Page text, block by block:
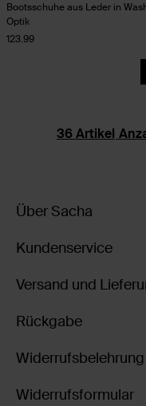
Bootsschuhe aus Leder in
Optik
123.99
Über Sacha
Kundenservice
Versand und
Rückgabe
Widerrufsbelehrung
Widerrufsformular